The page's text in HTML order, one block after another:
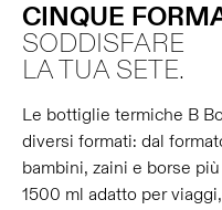
CINQUE
SODDISFARE
LA TUA SETE.
Le bottiglie termiche B
diversi formati: dal
bambini, zaini e borse
1500 ml adatto per